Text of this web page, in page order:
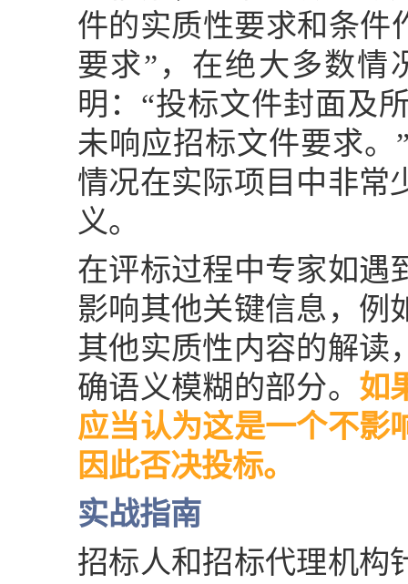
件的实质性要求和条件
要求”，在绝大多数情
明：“投标文件封面及
未响应招标文件要求
情况在实际项目中非常
义。
在评标过程中专家如遇
影响其他关键信息，例
其他实质性内容的解读
确语义模糊的部分。 如
应当认为这是一个不影
因此否决投标。
实战指南
招标人和招标代理机构